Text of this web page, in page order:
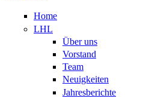
Home
LHL
Über uns
Vorstand
Team
Neuigkeiten
Jahresberichte